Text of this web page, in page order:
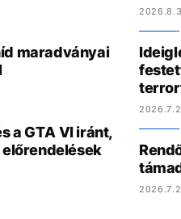
maradványai
a GTA VI iránt,